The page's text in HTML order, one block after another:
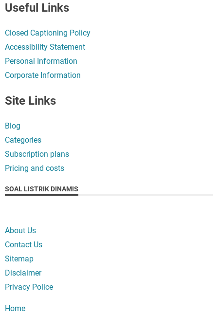
Useful Links
Closed Captioning Policy
Accessibility Statement
Personal Information
Corporate Information
Site Links
Blog
Categories
Subscription plans
Pricing and costs
SOAL LISTRIK DINAMIS
About Us
Contact Us
Sitemap
Disclaimer
Privacy Police
Home